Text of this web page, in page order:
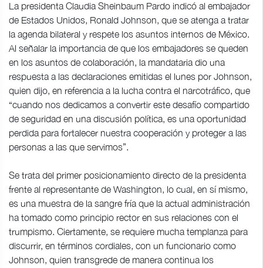
La presidenta Claudia Sheinbaum Pardo indicó al embajador
de Estados Unidos, Ronald Johnson, que se atenga a tratar
la agenda bilateral y respete los asuntos internos de México.
Al señalar la importancia de que los embajadores se queden
en los asuntos de colaboración, la mandataria dio una
respuesta a las declaraciones emitidas el lunes por Johnson,
quien dijo, en referencia a la lucha contra el narcotráfico, que
“cuando nos dedicamos a convertir este desafío compartido
de seguridad en una discusión política, es una oportunidad
perdida para fortalecer nuestra cooperación y proteger a las
personas a las que servimos”.
Se trata del primer posicionamiento directo de la presidenta
frente al representante de Washington, lo cual, en sí mismo,
es una muestra de la sangre fría que la actual administración
ha tomado como principio rector en sus relaciones con el
trumpismo. Ciertamente, se requiere mucha templanza para
discurrir, en términos cordiales, con un funcionario como
Johnson, quien transgrede de manera continua los